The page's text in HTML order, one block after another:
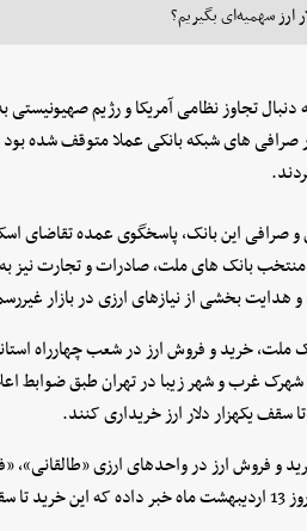
دنبال تجاوز نظامی آمریکا و رژیم
های شبکه بانکی عملا متوقف شده بود و
و صرافی این بانک، پاسخگوی عمده تقاضای
بانک های ملت، صادرات و تجارت نیز به
هدایت بخشی از نیازهای ارزی در بازار
ملت، خرید و فروش ارز در شعب چهارراه
غرب و شهر زیبا در تهران طبق ضوابط
سقف یکهزار دلار ارز خریداری کنند.
و فروش ارز در واحدهای ارزی
است.